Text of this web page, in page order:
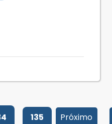
135 Próximo